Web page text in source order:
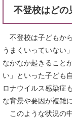
不登校はどの
不登校は子どもか
うまくいっていない
なかなか起きること
い」といった子ども
ロナウイルス感染症
な背景や要因が複雑
このような状況の